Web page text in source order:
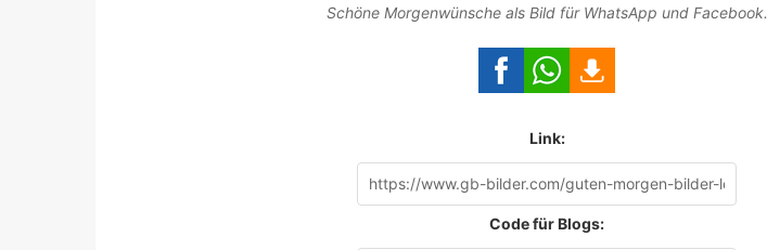
Schöne Morgenwünsche als Bild für WhatsApp und Facebook.
Link:
Code für Blogs: